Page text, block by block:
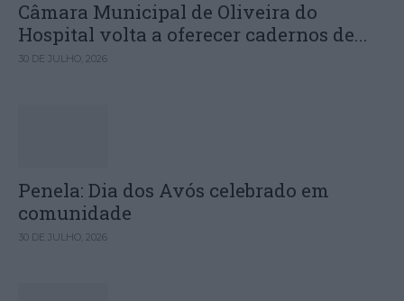
Câmara Municipal de Oliveira do
Hospital volta a oferecer cadernos de...
30 DE JULHO, 2026
Penela: Dia dos Avós celebrado em
comunidade
30 DE JULHO, 2026